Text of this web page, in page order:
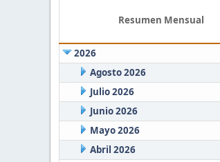
Resumen Mensual
2026
Agosto 2026
Julio 2026
Junio 2026
Mayo 2026
Abril 2026